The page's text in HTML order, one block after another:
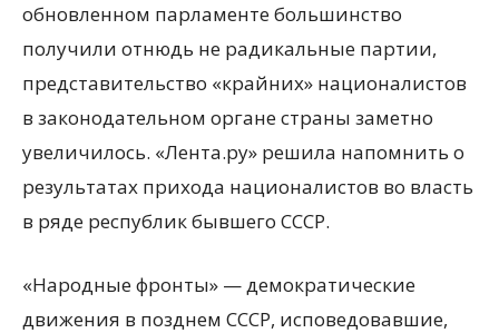
обновленном парламенте большинство
получили отнюдь не радикальные партии,
представительство «крайних» националистов
в законодательном органе страны заметно
увеличилось. «Лента.ру» решила напомнить о
результатах прихода националистов во власть
в ряде республик бывшего СССР.
«Народные фронты» — демократические
движения в позднем СССР, исповедовавшие,